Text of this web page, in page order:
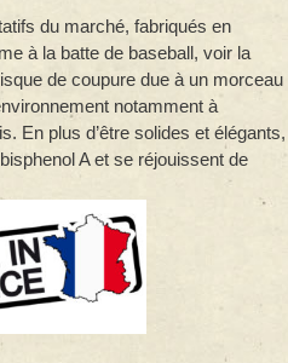
du marché, fabriqués en
à la batte de baseball, voir la
de coupure due à un morceau
notamment à
En plus d’être solides et élégants,
A et se réjouissent de